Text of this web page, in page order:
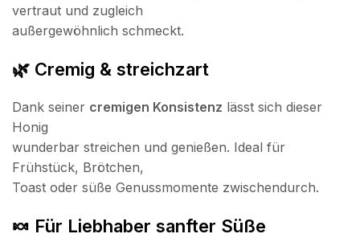
vertraut und zugleich
außergewöhnlich schmeckt.
🌿 Cremig & streichzart
Dank seiner cremigen Konsistenz lässt sich dieser
Honig
wunderbar streichen und genießen. Ideal für
Frühstück, Brötchen,
Toast oder süße Genussmomente zwischendurch.
🍬 Für Liebhaber sanfter Süße